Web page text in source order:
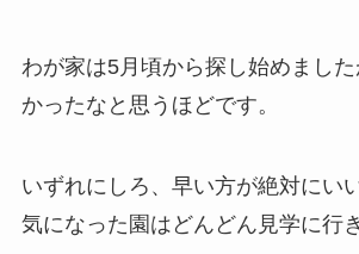
わが家は5月頃から探し始めまし
かったなと思うほどです。
いずれにしろ、早い方が絶対にい
気になった園はどんどん見学に行